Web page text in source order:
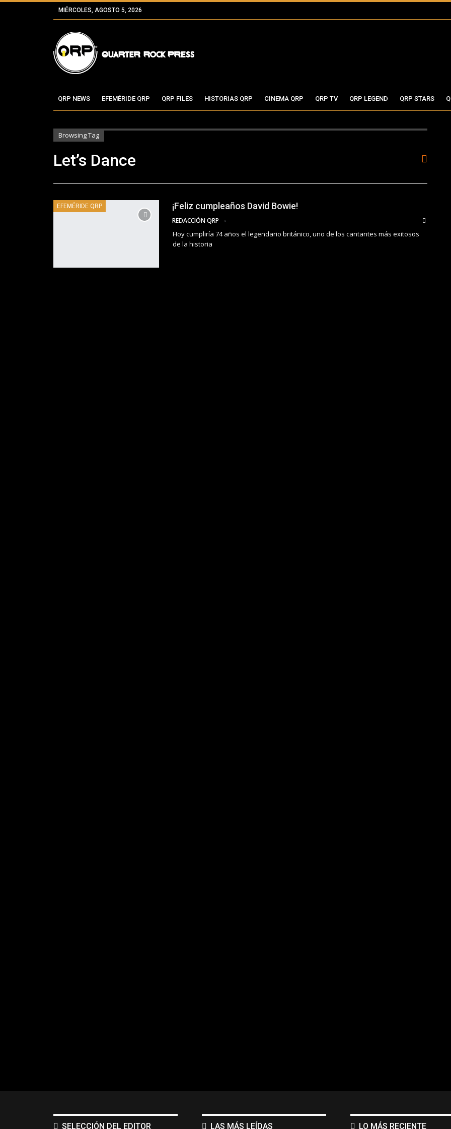
MIÉRCOLES, AGOSTO 5, 2026
QRP NEWS EFEMÉRIDE QRP QRP FILES HISTORIAS QRP CINEMA QRP QRP TV QRP LEGEND QRP STARS
Browsing Tag
Let’s Dance
EFEMÉRIDE QRP ¡Feliz cumpleaños David Bowie!
REDACCIÓN QRP
Hoy cumpliría 74 años el legendario británico, uno de los cantantes más exitosos
de la historia
SELECCIÓN DEL EDITOR LAS MÁS LEÍDAS LO MÁS RECIENTE